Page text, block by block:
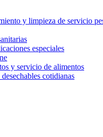
y limpieza de servicio
especiales
y servicio de alimentos
cotidianas